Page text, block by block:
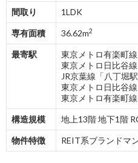
間取り 1LDK
専有面積 36.62m2
最寄駅
東京メトロ有楽町
東京メトロ日比谷
JR京葉線「八丁堀
東京メトロ日比谷
東京メトロ有楽町
構造規模 地上13階 地下1階
物件特徴 REIT系ブランドマ